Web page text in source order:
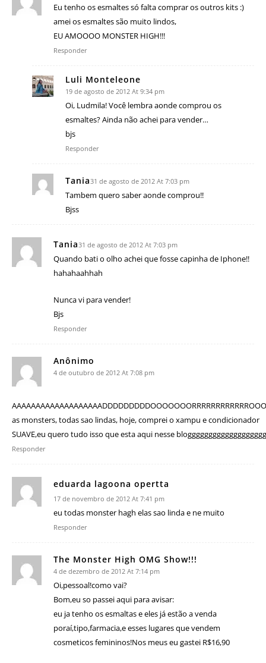
Eu tenho os esmaltes só falta comprar os outros kits :)
amei os esmaltes são muito lindos,
EU AMOOOO MONSTER HIGH!!!
Responder
Luli Monteleone
19 de agosto de 2012 At 9:34 pm
Oi, Ludmila! Você lembra aonde comprou os
esmaltes? Ainda não achei para vender…
bjs
Responder
Tania31 de agosto de 2012 At 7:03 pm
Tambem quero saber aonde comprou!!
Bjss
Tania31 de agosto de 2012 At 7:03 pm
Quando bati o olho achei que fosse capinha de Iphone!!
hahahaahhah
Nunca vi para vender!
Bjs
Responder
Anônimo
4 de outubro de 2012 At 7:08 pm
as monsters, todas sao lindas, hoje, comprei o xampu e condicionador
SUAVE,eu quero tudo isso que esta aqui nesse
Responder
eduarda lagoona opertta
17 de novembro de 2012 At 7:41 pm
eu todas monster hagh elas sao linda e ne muito
Responder
The Monster High OMG Show!!!
4 de dezembro de 2012 At 7:14 pm
Oi,pessoal!como vai?
Bom,eu so passei aqui para avisar:
eu ja tenho os esmaltas e eles já estão a venda
poraí,tipo,farmacia,e esses lugares que vendem
cosmeticos femininos!Nos meus eu gastei R$16,90